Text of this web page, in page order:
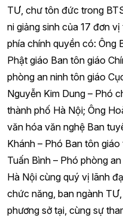
TƯ, chư tôn đức trong
ni giảng sinh của 17 đơn
phía chính quyền có: Ông
Phật giáo Ban tôn giáo
phòng an ninh tôn giáo
Nguyễn Kim Dung – Phó
thành phố Hà Nội; Ông
văn hóa văn nghệ Ban
Khánh – Phó Ban tôn
Tuấn Bình – Phó phòng
Hà Nội cùng quý vị lãnh
chức năng, ban ngành
phương sở tại, cùng sự